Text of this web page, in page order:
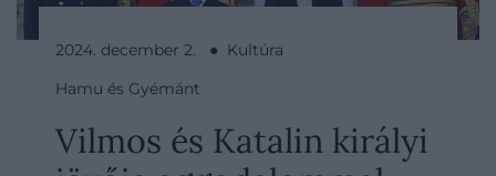
2024. december 2. ● Kultúra
Hamu és Gyémánt
Vilmos és Katalin királyi